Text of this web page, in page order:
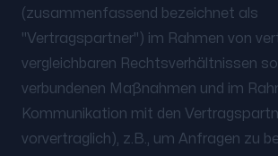
(zusammenfassend bezeichnet als
"Vertragspartner") im Rahmen von
vergleichbaren Rechtsverhältnissen
verbundenen Maßnahmen und im
Kommunikation mit den
vorvertraglich), z.B., um Anfragen zu